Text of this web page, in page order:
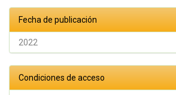
Fecha de publicación
2022
Condiciones de acceso